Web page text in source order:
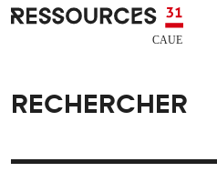
Aller au contenu principal
CAUE RESSOURCES 31
RECHERCHER